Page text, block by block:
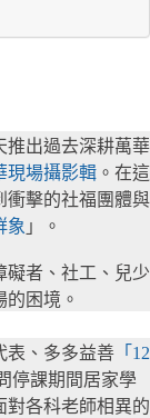
推出過去深耕萬華
現場攝影輯 。在這
衝擊的社福團體與
象 」。
礙者、社工、兒少
困境。
表、多多益善 「12
停課期間居家學
對各科老師相異的